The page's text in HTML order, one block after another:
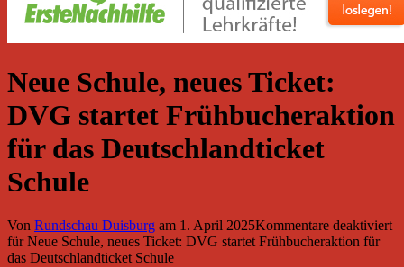
Neue Schule, neues Ticket:
DVG startet Frühbucheraktion
für das Deutschlandticket
Schule
Von Rundschau Duisburg am 1. April 2025Kommentare deaktiviert
für Neue Schule, neues Ticket: DVG startet Frühbucheraktion für
das Deutschlandticket Schule